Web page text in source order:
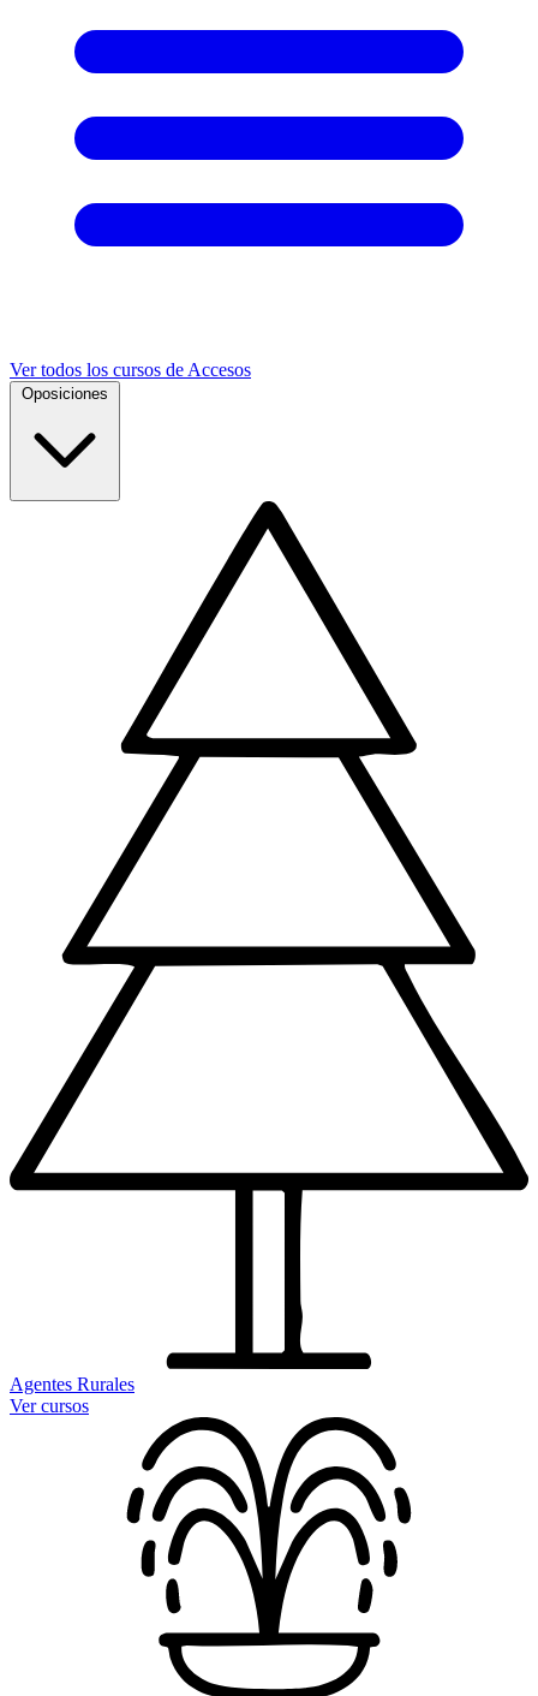
Ver todos los cursos de Accesos
Oposiciones
Agentes Rurales
Ver cursos